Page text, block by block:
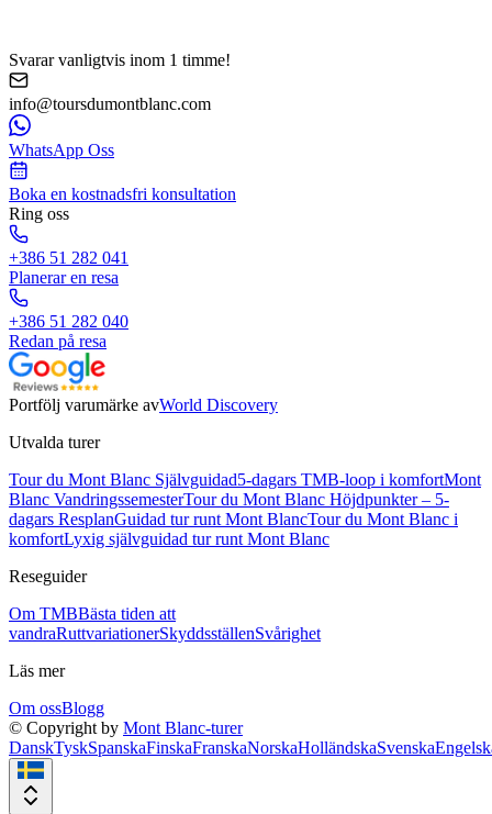
Svarar vanligtvis inom 1 timme!
info@toursdumontblanc.com
WhatsApp Oss
Boka en kostnadsfri konsultation
Ring oss
+386 51 282 041
Planerar en resa
+386 51 282 040
Redan på resa
Portfölj varumärke avWorld Discovery
Utvalda turer
Tour du Mont Blanc Självguidad5-dagars TMB-loop i komfortMont
Blanc VandringssemesterTour du Mont Blanc Höjdpunkter – 5-
dagars ResplanGuidad tur runt Mont BlancTour du Mont Blanc i
komfortLyxig självguidad tur runt Mont Blanc
Reseguider
Om TMBBästa tiden att
vandraRuttvariationerSkyddsställenSvårighet
Läs mer
Om ossBlogg
© Copyright by Mont Blanc-turer
DanskTyskSpanskaFinskaFranskaNorskaHolländskaSvenska